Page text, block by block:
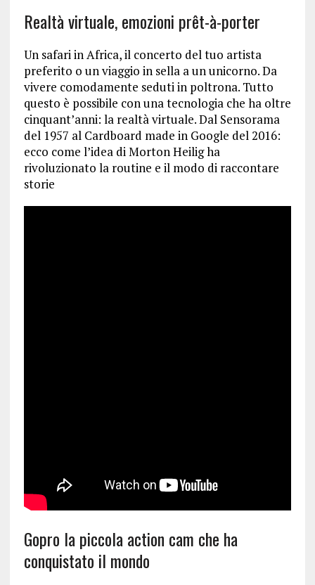
Realtà virtuale, emozioni prêt-à-porter
Un safari in Africa, il concerto del tuo artista
preferito o un viaggio in sella a un unicorno. Da
vivere comodamente seduti in poltrona. Tutto
questo è possibile con una tecnologia che ha oltre
cinquant’anni: la realtà virtuale. Dal Sensorama
del 1957 al Cardboard made in Google del 2016:
ecco come l’idea di Morton Heilig ha
rivoluzionato la routine e il modo di raccontare
storie
Gopro la piccola action cam che ha
conquistato il mondo